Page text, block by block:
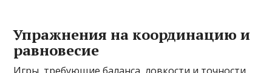
Упражнения на координацию и
равновесие